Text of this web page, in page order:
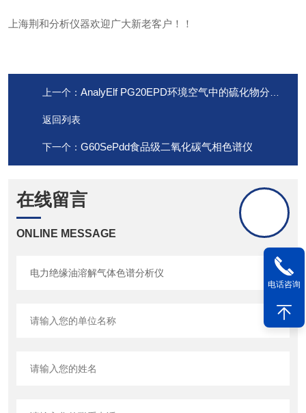
上海荆和分析仪器欢迎广大新老客户！！
上一个： AnalyElf PG20EPD环境空气中的硫化物分析仪
返回列表
下一个： G60SePdd食品级二氧化碳气相色谱仪
在线留言
ONLINE MESSAGE
电话咨询